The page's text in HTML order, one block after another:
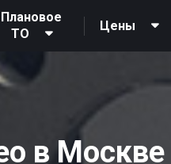
Плановое
ТО
Цены
в Москве